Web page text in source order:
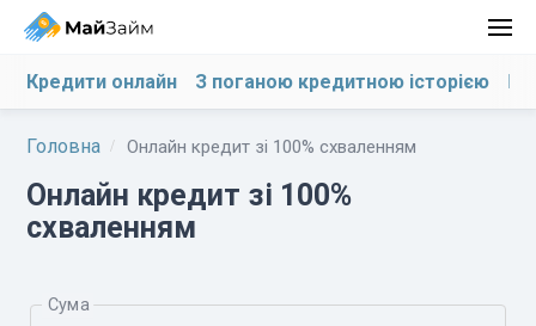
Кредити онлайн З поганою кредитною історією На
Головна Онлайн кредит зі 100% схваленням
Онлайн кредит зі 100%
схваленням
Сума